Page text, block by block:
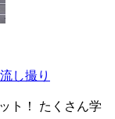
し撮り
ト！ たくさん学